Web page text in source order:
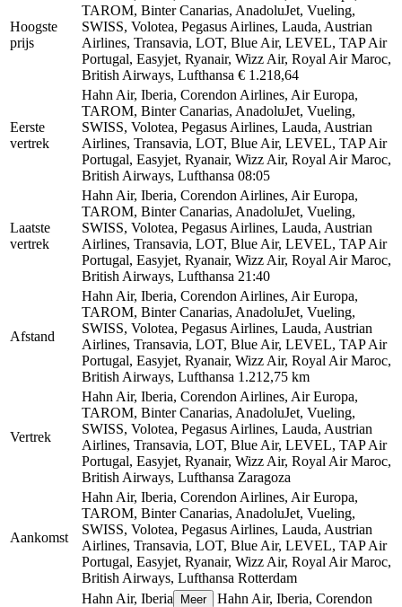
Hoogste
prijs
TAROM, Binter Canarias, AnadoluJet, Vueling,
SWISS, Volotea, Pegasus Airlines, Lauda, Austrian
Airlines, Transavia, LOT, Blue Air, LEVEL, TAP Air
Portugal, Easyjet, Ryanair, Wizz Air, Royal Air Maroc,
British Airways, Lufthansa € 1.218,64
Eerste
vertrek
Hahn Air, Iberia, Corendon Airlines, Air Europa,
TAROM, Binter Canarias, AnadoluJet, Vueling,
SWISS, Volotea, Pegasus Airlines, Lauda, Austrian
Airlines, Transavia, LOT, Blue Air, LEVEL, TAP Air
Portugal, Easyjet, Ryanair, Wizz Air, Royal Air Maroc,
British Airways, Lufthansa 08:05
Laatste
vertrek
Hahn Air, Iberia, Corendon Airlines, Air Europa,
TAROM, Binter Canarias, AnadoluJet, Vueling,
SWISS, Volotea, Pegasus Airlines, Lauda, Austrian
Airlines, Transavia, LOT, Blue Air, LEVEL, TAP Air
Portugal, Easyjet, Ryanair, Wizz Air, Royal Air Maroc,
British Airways, Lufthansa 21:40
Afstand
Hahn Air, Iberia, Corendon Airlines, Air Europa,
TAROM, Binter Canarias, AnadoluJet, Vueling,
SWISS, Volotea, Pegasus Airlines, Lauda, Austrian
Airlines, Transavia, LOT, Blue Air, LEVEL, TAP Air
Portugal, Easyjet, Ryanair, Wizz Air, Royal Air Maroc,
British Airways, Lufthansa 1.212,75 km
Vertrek
Hahn Air, Iberia, Corendon Airlines, Air Europa,
TAROM, Binter Canarias, AnadoluJet, Vueling,
SWISS, Volotea, Pegasus Airlines, Lauda, Austrian
Airlines, Transavia, LOT, Blue Air, LEVEL, TAP Air
Portugal, Easyjet, Ryanair, Wizz Air, Royal Air Maroc,
British Airways, Lufthansa Zaragoza
Aankomst
Hahn Air, Iberia, Corendon Airlines, Air Europa,
TAROM, Binter Canarias, AnadoluJet, Vueling,
SWISS, Volotea, Pegasus Airlines, Lauda, Austrian
Airlines, Transavia, LOT, Blue Air, LEVEL, TAP Air
Portugal, Easyjet, Ryanair, Wizz Air, Royal Air Maroc,
British Airways, Lufthansa Rotterdam
Hahn Air, Iberia Meer
Hahn Air, Iberia, Corendon